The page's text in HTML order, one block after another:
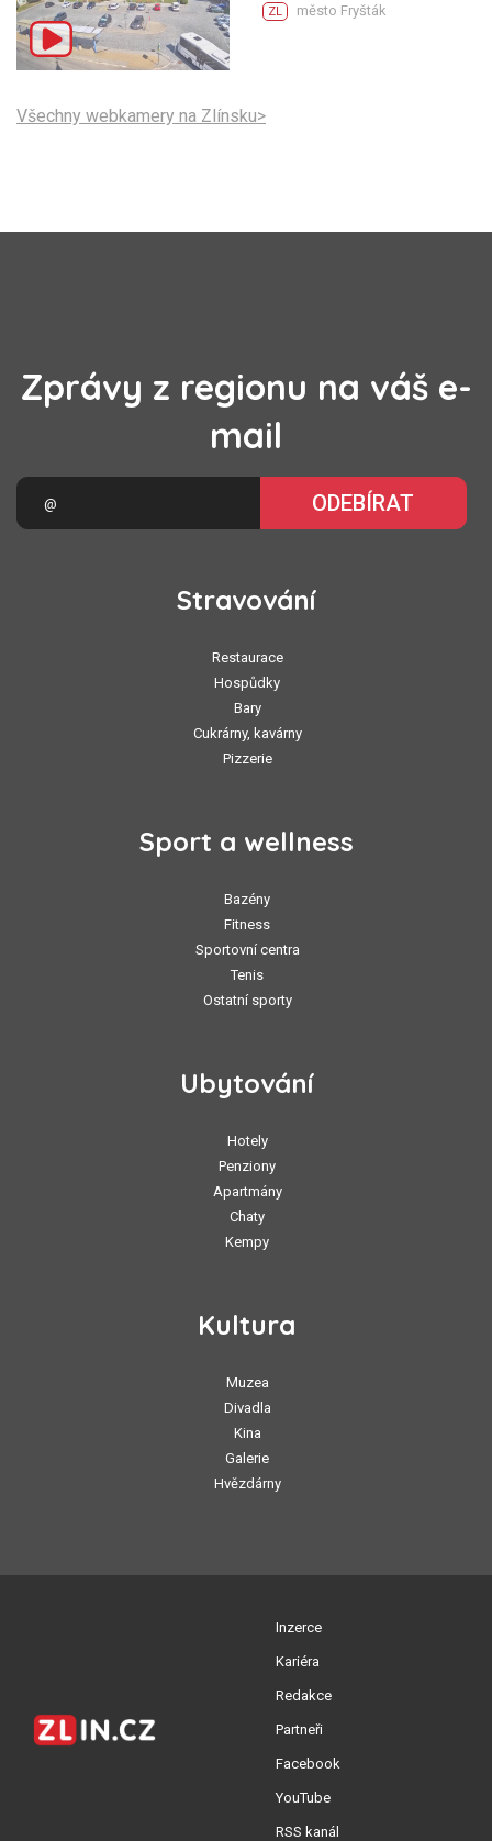
ZL město Fryšták
Všechny webkamery na Zlínsku>
Zprávy z regionu na váš e-
mail
ODEBÍRAT
Stravování
Restaurace
Hospůdky
Bary
Cukrárny, kavárny
Pizzerie
Sport a wellness
Bazény
Fitness
Sportovní centra
Tenis
Ostatní sporty
Ubytování
Hotely
Penziony
Apartmány
Chaty
Kempy
Kultura
Muzea
Divadla
Kina
Galerie
Hvězdárny
Inzerce
Kariéra
Redakce
Partneři
Facebook
YouTube
RSS kanál